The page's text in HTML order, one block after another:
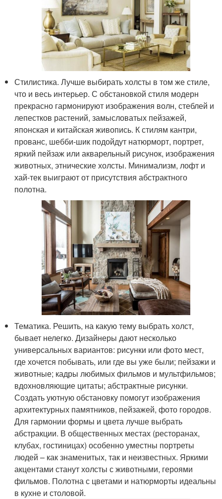
Стилистика. Лучше выбирать холсты в том же стиле,
что и весь интерьер. С обстановкой стиля модерн
прекрасно гармонируют изображения волн, стеблей и
лепестков растений, замысловатых пейзажей,
японская и китайская живопись. К стилям кантри,
прованс, шебби-шик подойдут натюрморт, портрет,
яркий пейзаж или акварельный рисунок, изображения
животных, этнические холсты. Минимализм, лофт и
хай-тек выиграют от присутствия абстрактного
полотна.
Тематика. Решить, на какую тему выбрать холст,
бывает нелегко. Дизайнеры дают несколько
универсальных вариантов: рисунки или фото мест,
где хочется побывать, или где вы уже были; пейзажи и
животные; кадры любимых фильмов и мультфильмов;
вдохновляющие цитаты; абстрактные рисунки.
Создать уютную обстановку помогут изображения
архитектурных памятников, пейзажей, фото городов.
Для гармонии формы и цвета лучше выбрать
абстракции. В общественных местах (ресторанах,
клубах, гостиницах) особенно уместны портреты
людей – как знаменитых, так и неизвестных. Яркими
акцентами станут холсты с животными, героями
фильмов. Полотна с цветами и натюрморты идеальны
в кухне и столовой.